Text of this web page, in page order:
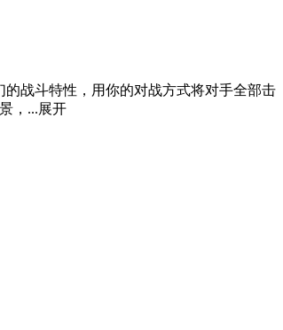
战斗特性，用你的对战方式将对手全部击
，...展开